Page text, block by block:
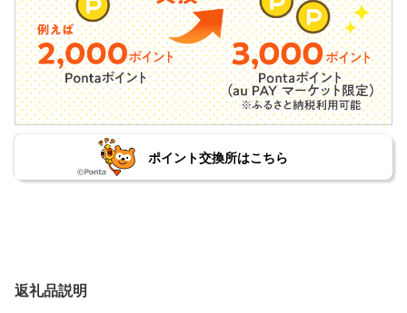
ポイント交換所はこちら
返礼品説明